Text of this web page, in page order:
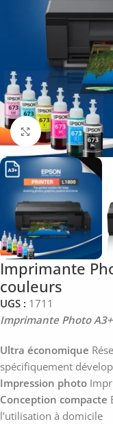
Click to enlarge
Imprimante
couleurs
UGS : 1711
Imprimante Photo
Ultra économique
spécifiquement
Impression photo
Conception compacte
l’utilisation à domicile